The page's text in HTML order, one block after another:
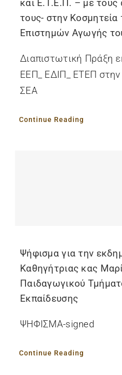
και Ε.Τ.Ε.Π. – με
τους- στην
Επιστημών Αγωγής
Διαπιστωτική Πράξη
ΕΕΠ_ ΕΔΙΠ_ ΕΤΕΠ
ΣΕΑ
Continue Reading
Ψήφισμα για την
Καθηγήτριας κας
Παιδαγωγικού
Εκπαίδευσης
ΨΗΦΙΣΜΑ-signed
Continue Reading